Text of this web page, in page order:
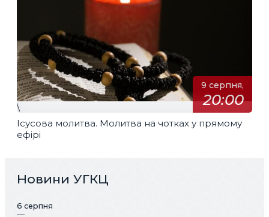
9 серпня,
20:00
\
Ісусова молитва. Молитва на чотках у прямому
ефірі
Новини УГКЦ
6 серпня